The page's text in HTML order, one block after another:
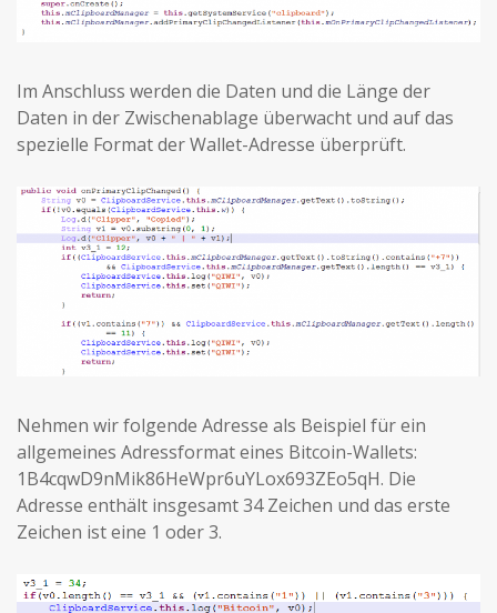
Im Anschluss werden die Daten und die Länge der
Daten in der Zwischenablage überwacht und auf das
spezielle Format der Wallet-Adresse überprüft.
Nehmen wir folgende Adresse als Beispiel für ein
allgemeines Adressformat eines Bitcoin-Wallets:
1B4cqwD9nMik86HeWpr6uYLox693ZEo5qH. Die
Adresse enthält insgesamt 34 Zeichen und das erste
Zeichen ist eine 1 oder 3.